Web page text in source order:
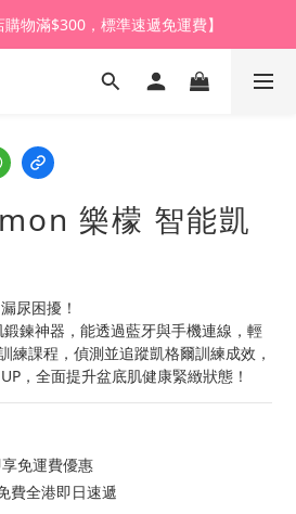
購物滿$1,000，即享全單95折】
折體驗價換購HARU皇牌潤滑液】
購物滿$1,000，即享全單95折】
樂檬 智能凱
尿困擾！
鍊神器，能透過藍牙與手機連線，輕
練課程，偵測並追蹤凱格爾訓練成效，
，全面提升盆底肌健康緊緻狀態！
免運費優惠
費全港即日速遞